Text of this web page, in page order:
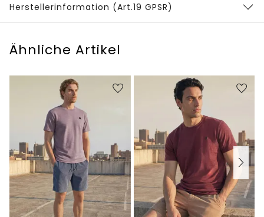
Herstellerinformation (Art.19 GPSR)
Ähnliche Artikel